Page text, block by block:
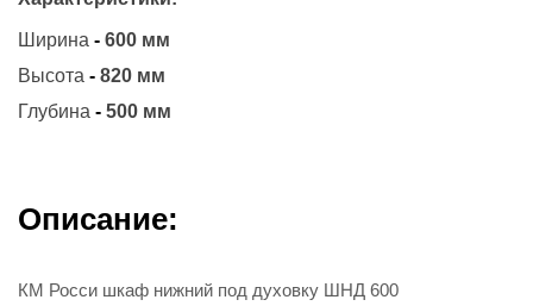
Ширина - 600 мм
Высота - 820 мм
Глубина - 500 мм
Описание:
КМ Росси шкаф нижний под духовку ШНД 600